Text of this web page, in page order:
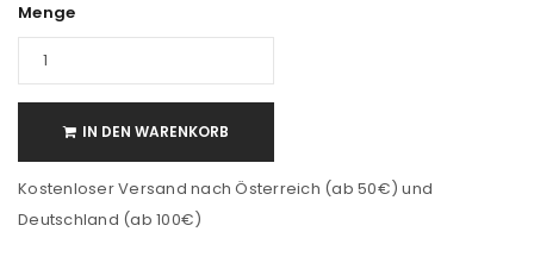
Menge
IN DEN WARENKORB
Kostenloser Versand nach Österreich (ab 50€) und
Deutschland (ab 100€)